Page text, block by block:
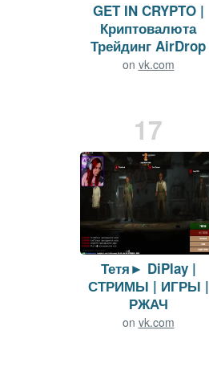
GET IN CRYPTO |
Криптовалюта
Трейдинг AirDrop
on vk.com
17
Тетя► DiPlay |
СТРИМЫ | ИГРЫ |
РЖАЧ
on vk.com